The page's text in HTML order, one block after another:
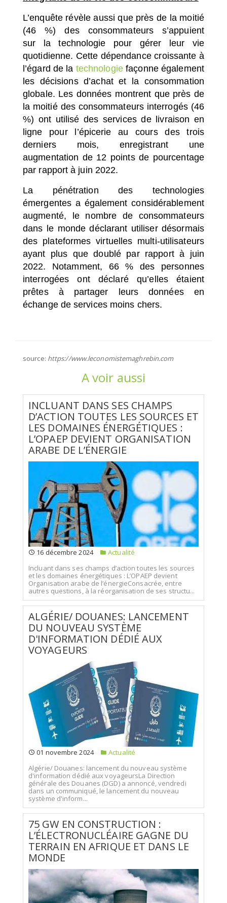
L’enquête révèle aussi que près de la moitié
(46 %) des consommateurs s’appuient
sur la technologie pour gérer leur vie
quotidienne. Cette dépendance croissante à
l’égard de la technologie façonne également
les décisions d’achat et la consommation
globale. Les données montrent que près de
la moitié des consommateurs interrogés (46
%) ont utilisé des services de livraison en
ligne pour l’épicerie au cours des trois
derniers mois, enregistrant une
augmentation de 12 points de pourcentage
par rapport à juin 2022.
La pénétration des technologies
émergentes a également considérablement
augmenté, le nombre de consommateurs
dans le monde déclarant utiliser désormais
des plateformes virtuelles multi-utilisateurs
ayant plus que doublé par rapport à juin
2022. Notamment, 66 % des personnes
interrogées ont déclaré qu’elles étaient
prêtes à partager leurs données en
échange de services moins chers.
source: https://www.leconomistemaghrebin.com
A voir aussi
INCLUANT DANS SES CHAMPS
D’ACTION TOUTES LES SOURCES ET
LES DOMAINES ÉNERGÉTIQUES :
L’OPAEP DEVIENT ORGANISATION
ARABE DE L’ÉNERGIE
16 décembre 2024
Actualité
Incluant dans ses champs d’action toutes les sources
et les domaines énergétiques : L’OPAEP devient
Organisation arabe de l’énergieConsacrée, entre
autres questions, à la réorganisation de ses structu...
ALGÉRIE/ DOUANES: LANCEMENT
DU NOUVEAU SYSTÈME
D'INFORMATION DÉDIÉ AUX
VOYAGEURS
01 novembre 2024
Actualité
Algérie/ Douanes: lancement du nouveau système
d'information dédié aux voyageursLa Direction
générale des Douanes (DGD) a annoncé, vendredi
dans un communiqué, le lancement du nouveau
système d'inform...
75 GW EN CONSTRUCTION :
L’ÉLECTRONUCLÉAIRE GAGNE DU
TERRAIN EN AFRIQUE ET DANS LE
MONDE